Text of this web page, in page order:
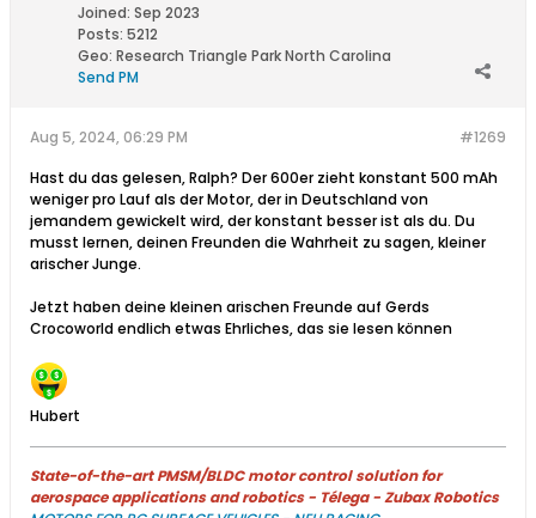
Joined: Sep 2023
Posts: 5212
Geo: Research Triangle Park North Carolina
Send PM
#1269
Aug 5, 2024, 06:29 PM
Hast du das gelesen, Ralph? Der 600er zieht konstant 500 mAh
weniger pro Lauf als der Motor, der in Deutschland von
jemandem gewickelt wird, der konstant besser ist als du. Du
musst lernen, deinen Freunden die Wahrheit zu sagen, kleiner
arischer Junge.
Jetzt haben deine kleinen arischen Freunde auf Gerds
Crocoworld endlich etwas Ehrliches, das sie lesen können
Hubert
State-of-the-art PMSM/BLDC motor control solution for
aerospace applications and robotics - Télega - Zubax Robotics